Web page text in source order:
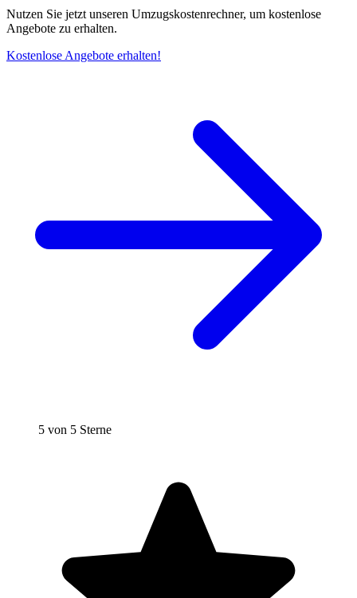
Nutzen Sie jetzt unseren Umzugskostenrechner, um kostenlose
Angebote zu erhalten.
Kostenlose Angebote erhalten!
5 von 5 Sterne